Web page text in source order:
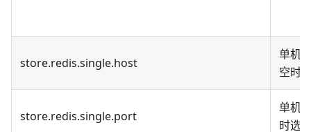
store.redis.single.host
单机
空时
store.redis.single.port
单机
时选